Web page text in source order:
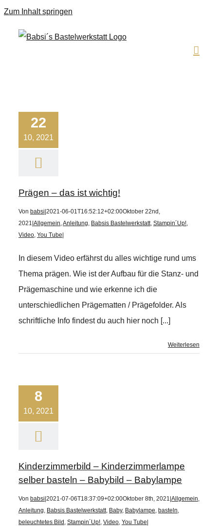
Zum Inhalt springen
22
10, 2021
Prägen – das ist wichtig!
Von babsi 2021-06-01T16:52:12+02:00Oktober 22nd,
2021 Allgemein,Anleitung, Babsis Bastelwerkstatt, Stampin´Up!,
Video, You Tube
In diesem Video erfährst du alles wichtige rund ums
Thema prägen. Wie ist der Aufbau für die Stanz- und
Prägemaschine und wie erkenne ich die
unterschiedlichen Prägematten / Prägefolder. Als
schriftliche Info findest du auch hier noch [...]
Weiterlesen
8
10, 2021
Kinderzimmerbild – Kinderzimmerlampe
selber basteln – Babybild – Babylampe
Von babsi 2021-07-06T18:37:09+02:00Oktober 8th, 2021 Allgemein,
Anleitung, Babsis Bastelwerkstatt, Baby, Babylampe, basteln,
beleuchtetes Bild , Stampin´Up!, Video, You Tube